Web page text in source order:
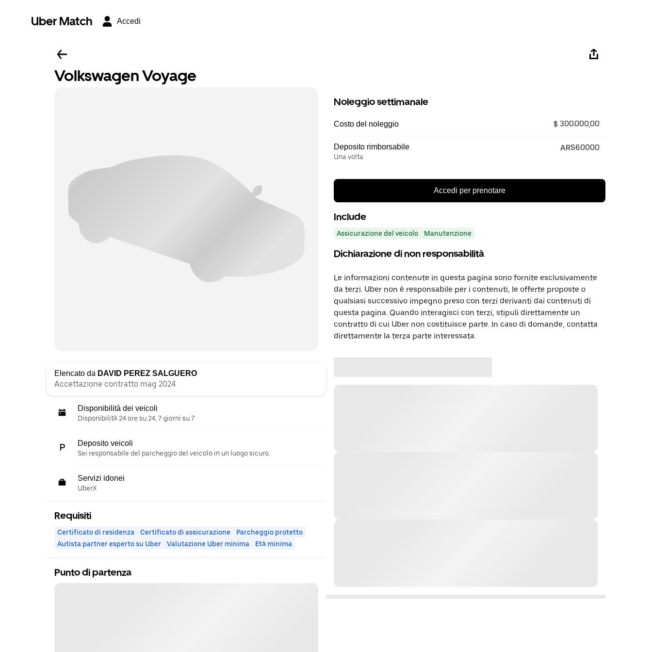
Uber Match Accedi
Volkswagen Voyage
Elencato da DAVID PEREZ SALGUERO
Accettazione contratto mag 2024
Disponibilità dei veicoli
Disponibilità 24 ore su 24, 7 giorni su 7
Deposito veicoli
Sei responsabile del parcheggio del veicolo in un luogo sicuro.
Servizi idonei
UberX
Requisiti
Certificato di residenza Certificato di assicurazione
Parcheggio protetto
Autista partner esperto su Uber
Valutazione Uber minima Età minima
Punto di partenza
Noleggio settimanale
Costo del noleggio $ 300.000,00
Deposito rimborsabile
Una volta
ARS60000
Accedi per prenotare
Include
Assicurazione del veicolo Manutenzione
Dichiarazione di non responsabilità
Le informazioni contenute in questa pagina sono fornite esclusivamente
da terzi. Uber non è responsabile per i contenuti, le offerte proposte o
qualsiasi successivo impegno preso con terzi derivanti dai contenuti di
questa pagina. Quando interagisci con terzi, stipuli direttamente un
contratto di cui Uber non costituisce parte. In caso di domande, contatta
direttamente la terza parte interessata.